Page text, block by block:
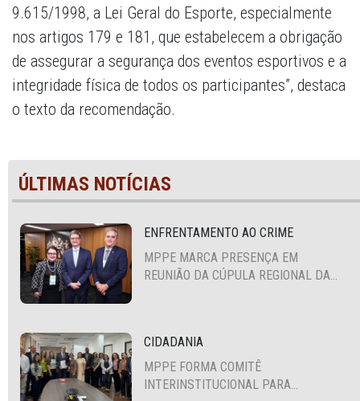
9.615/1998, a Lei Geral do Esporte, especialmente
nos artigos 179 e 181, que estabelecem a obrigação
de assegurar a segurança dos eventos esportivos e a
integridade física de todos os participantes”, destaca
o texto da recomendação.
ÚLTIMAS NOTÍCIAS
ENFRENTAMENTO AO CRIME
MPPE MARCA PRESENÇA EM
REUNIÃO DA CÚPULA REGIONAL DA
CIDADANIA
MPPE FORMA COMITÊ
INTERINSTITUCIONAL PARA